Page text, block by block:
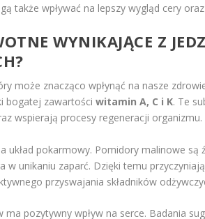
także wpływać na lepszy wygląd cery
WYNIKAJĄCE Z
może znacząco wpłynąć na nasze
bogatej zawartościwitamin A, C i K. Te
wspierają procesy regeneracji organizmu.
układ pokarmowy. Pomidory malinowe są
w unikaniu zaparć. Dzięki temu
przyswajania składników
pozytywny wpływ na serce. Badania